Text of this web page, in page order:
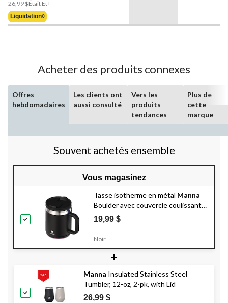
26,99 $Était Et+Prix
À
Liquidation◊
Acheter des produits connexes
Offres
hebdomadaires
Les clients ont
aussi consulté
Vers les
produits
tendances
Plus de
cette
marque
Souvent achetés ensemble
Vous magasinez
Tasse isotherme en métal Manna
Boulder avec couvercle coulissant,
choix varié, 14 oz
19,99 $
Noir
+
Manna Insulated Stainless Steel
Tumbler, 12-oz, 2-pk, with Lid
26,99 $